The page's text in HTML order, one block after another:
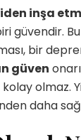
inşa
güvendir.
bir
güven
olmaz.
daha